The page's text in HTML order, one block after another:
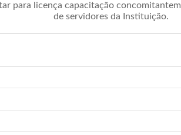
para licença capacitação
de servidores da Instituição.